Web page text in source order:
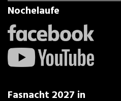
Nochelaufe
Fasnacht 2027 in